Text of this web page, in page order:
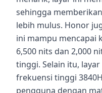
sehingga
lebih mulus. Honor
ini mampu mencapai
6,500 nits dan 2,000
tinggi. Selain itu,
frekuensi tinggi
pengguna dengan